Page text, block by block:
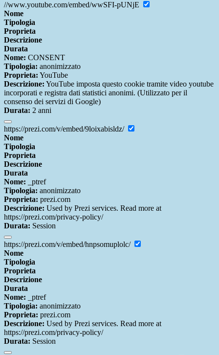
//www.youtube.com/embed/wwSFI-pUNjE
Nome
Tipologia
Proprieta
Descrizione
Durata
Nome: CONSENT
Tipologia: anonimizzato
Proprieta: YouTube
Descrizione: YouTube imposta questo cookie tramite video youtube
incorporati e registra dati statistici anonimi. (Utilizzato per il
consenso dei servizi di Google)
Durata: 2 anni
https://prezi.com/v/embed/9loixabisldz/
Nome
Tipologia
Proprieta
Descrizione
Durata
Nome: _ptref
Tipologia: anonimizzato
Proprieta: prezi.com
Descrizione: Used by Prezi services. Read more at
https://prezi.com/privacy-policy/
Durata: Session
https://prezi.com/v/embed/hnpsomuplolc/
Nome
Tipologia
Proprieta
Descrizione
Durata
Nome: _ptref
Tipologia: anonimizzato
Proprieta: prezi.com
Descrizione: Used by Prezi services. Read more at
https://prezi.com/privacy-policy/
Durata: Session